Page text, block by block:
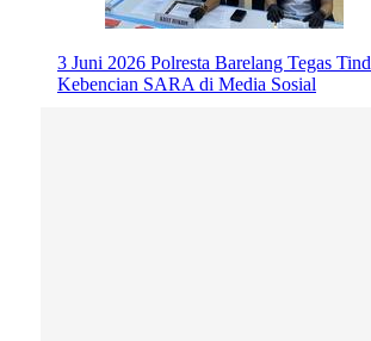
3 Juni 2026 Polresta Barelang Tegas
Kebencian SARA di Media Sosial